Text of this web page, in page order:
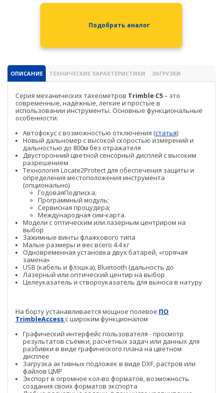
PrinCe
Trimble
Spectra Precision
Agisoft
Аксессуары
Агро
САУ
Системы на экскаваторы
Системы на грейдеры
Системы на бульдозеры
Мониторинг
ГНСС-мониторинг
Интерферометрические радары
БПЛА
Геоскан
DJI
InnoSpector
Гидрография
БПВА
Подобрать аналог
ОПИСАНИЕ ТЕХНИЧЕСКИЕ ХАРАКТЕРИСТИКИ ЗАГРУЗКИ
Серия механических тахеометров Trimble С5– это
современные, надёжные, легкие и простые в
использовании инструменты. Основные функциональные
особенности:
Автофокус с возможностью отключения (статья)
Новый дальномер с высокой скоростью измерений и
дальностью до 800м без отражателя
Двусторонний цветной сенсорный дисплей с высоким
разрешением
Технология Locate2Protect для обеспечения защиты и
определения местоположения инструмента
(опционально)
ГодоваяПодписка;
Программный модуль;
Сервисная процудера;
Международная сим-карта.
Модели с оптическим или лазерным центриром на
выбор
Зажимные винты флажкового типа
Малые размеры и вес всего 4.4 кг
Одновременная установка двух батарей, «горячая
замена»
USB (кабель и флэшка), Bluetooth (дальность до
Лазерный или оптический центир на выбор
Целеуказатель и створоуказатель для выноса в натуру
На борту устанавливается мощное полевое ПО
TrimbleAccess с широким функционалом
Графический интерфейс пользователя - просмотр
результатов съёмки, расчётных задач или данных для
разбивки в виде графического плана на цветном
дисплее
Загрузка активных подложек в виде DXF, растров или
файлов ЦМР
Экспорт в огромное кол-во форматов, возможность
создания своих форматов экспорта